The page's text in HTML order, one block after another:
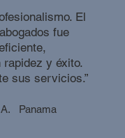
Panama
El
fue
y éxito.
sus servicios.”